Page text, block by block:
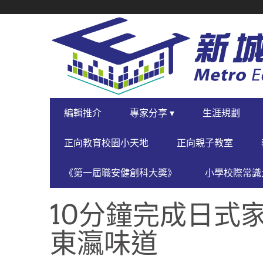
NAVIGATION
PRIMARY
NAVIGATION
編輯推介 專家分享 ▾ 生涯規劃
正向教育校園小天地 正向親子教室
《第一屆職安健創科大獎》 小學校際常
10分鐘完成日式
東瀛味道